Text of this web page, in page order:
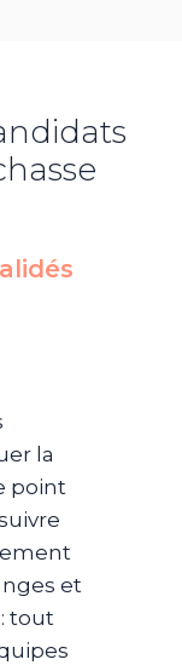
la
point
et
tout